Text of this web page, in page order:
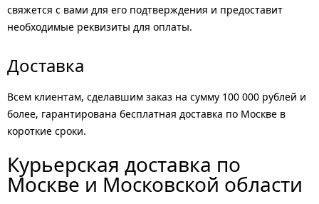
свяжется с вами для его подтверждения и предоставит
необходимые реквизиты для оплаты.
Доставка
Всем клиентам, сделавшим заказ на сумму 100 000 рублей и
более, гарантирована бесплатная доставка по Москве в
короткие сроки.
Курьерская доставка по
Москве и Московской области